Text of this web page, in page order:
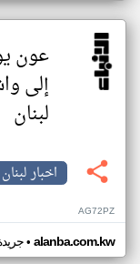
عون
إلى
لبنان
اخبار لبنان
AG72PZ
جريدة• alanba.com.kw